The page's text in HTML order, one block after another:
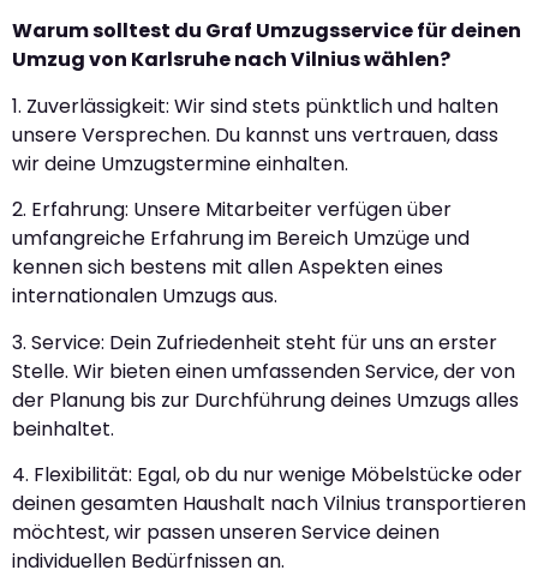
Warum solltest du Graf Umzugsservice für deinen
Umzug von Karlsruhe nach Vilnius wählen?
1. Zuverlässigkeit: Wir sind stets pünktlich und halten
unsere Versprechen. Du kannst uns vertrauen, dass
wir deine Umzugstermine einhalten.
2. Erfahrung: Unsere Mitarbeiter verfügen über
umfangreiche Erfahrung im Bereich Umzüge und
kennen sich bestens mit allen Aspekten eines
internationalen Umzugs aus.
3. Service: Dein Zufriedenheit steht für uns an erster
Stelle. Wir bieten einen umfassenden Service, der von
der Planung bis zur Durchführung deines Umzugs alles
beinhaltet.
4. Flexibilität: Egal, ob du nur wenige Möbelstücke oder
deinen gesamten Haushalt nach Vilnius transportieren
möchtest, wir passen unseren Service deinen
individuellen Bedürfnissen an.